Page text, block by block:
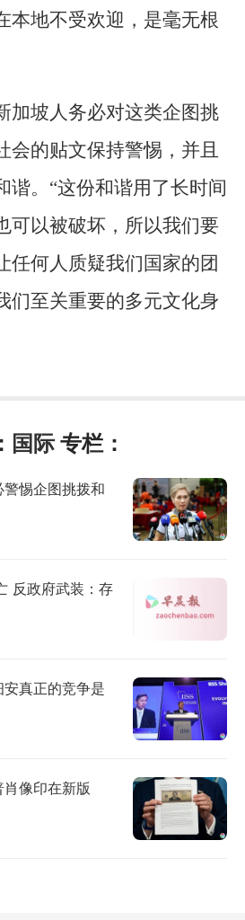
本地不受欢迎，是毫无根
加坡人务必对这类企图挑
会的贴文保持警惕，并且
谐。“这份和谐用了长时间
可以被破坏，所以我们要
任何人质疑我们国家的团
们至关重要的多元文化身
国际专栏：
惕企图挑拨和
反政府武装：存
安真正的竞争是
像印在新版